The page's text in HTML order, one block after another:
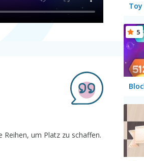
um Platz zu schaffen.
5